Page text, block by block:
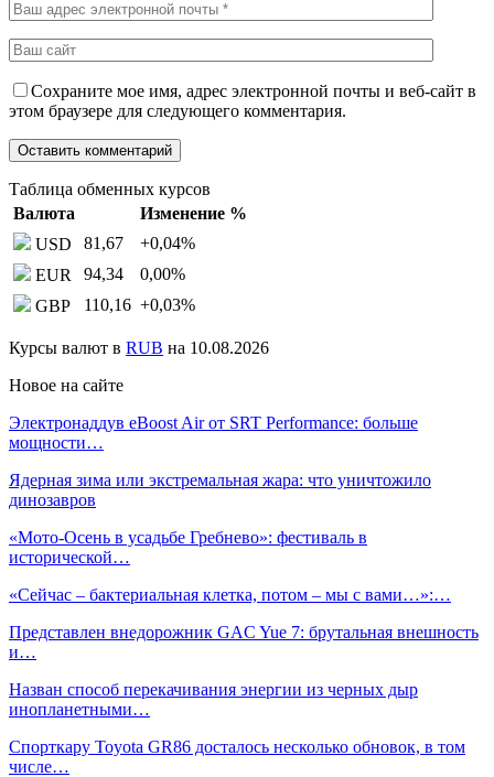
Сохраните мое имя, адрес электронной почты и веб-сайт в
этом браузере для следующего комментария.
Таблица обменных курсов
Валюта
Изменение %
USD
81,67 +0,04%
EUR
94,34 0,00%
GBP
110,16 +0,03%
Курсы валют в RUB на 10.08.2026
Новое на сайте
Электронаддув eBoost Air от SRT Performance: больше
мощности…
Ядерная зима или экстремальная жара: что уничтожило
динозавров
«Мото-Осень в усадьбе Гребнево»: фестиваль в
исторической…
«Сейчас – бактериальная клетка, потом – мы с вами…»:…
Представлен внедорожник GAC Yue 7: брутальная внешность
и…
Назван способ перекачивания энергии из черных дыр
инопланетными…
Спорткару Toyota GR86 досталось несколько обновок, в том
числе…